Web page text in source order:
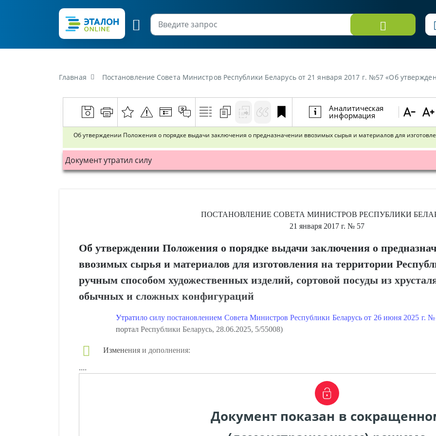
Главная Постановление Совета Министров Республики Беларусь от 21 января 2017 г. №57 «Об утверждении Положения о порядке выдачи заключения о предназначении ввозимых сырья и материалов для изготовления на территории Республики Беларусь
Аналитическая
информация
Об утверждении Положения о порядке выдачи заключения о предназначении ввозимых сырья и материалов для
Документ утратил силу
ПОСТАНОВЛЕНИЕ СОВЕТА МИНИСТРОВ РЕСПУБЛИКИ
21 января 2017 г. № 57
Об утверждении Положения о порядке выдачи заключения о
ввозимых сырья и материалов для изготовления на территории
ручным способом художественных изделий, сортовой посуды из
обычных и сложных конфигураций
Утратило силу постановлением Совета Министров Республики Беларусь от 26 июня 2025 г.
портал Республики Беларусь, 28.06.2025, 5/55008)
Изменения и дополнения:
....
Документ показан в